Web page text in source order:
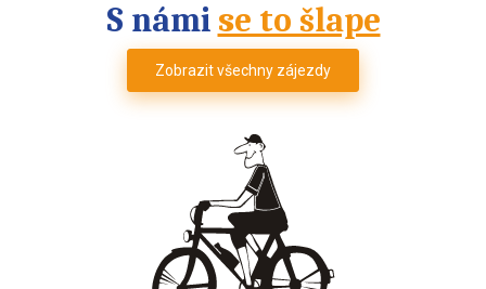
S námi se to šlape
Zobrazit všechny zájezdy